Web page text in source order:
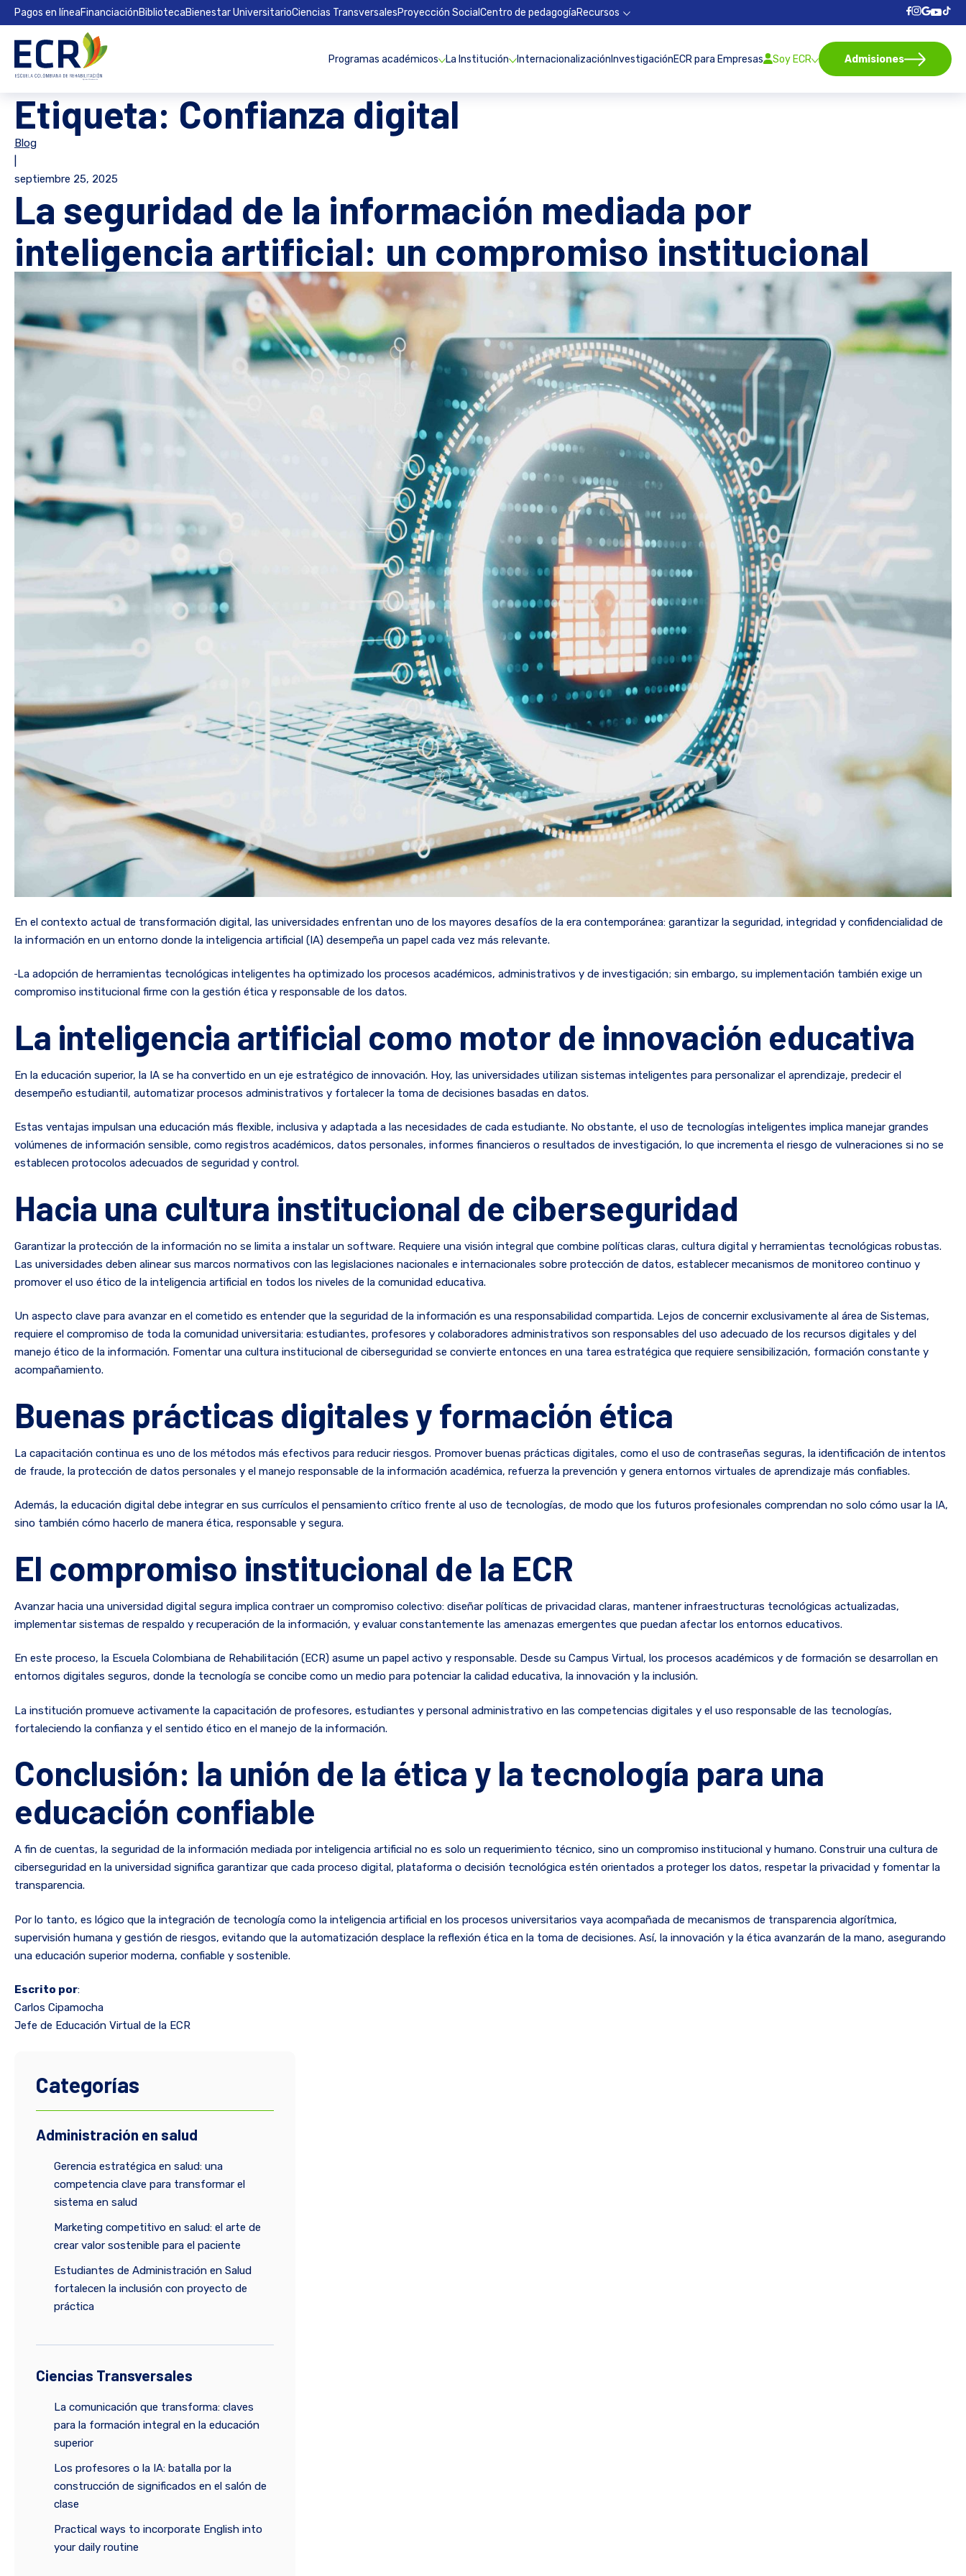
Pagos en líneaFinanciaciónBibliotecaBienestar UniversitarioCiencias TransversalesProyección Social Centro de pedagogíaRecursos
Programas académicos La Institución Internacionalización InvestigaciónECR para Empresas Soy ECR Admisiones
Etiqueta: Confianza digital
Blog
septiembre 25, 2025
La seguridad de la información mediada por
inteligencia artificial: un compromiso institucional
En el contexto actual de transformación digital, las universidades enfrentan uno de los mayores desafíos de la era contemporánea: garantizar la seguridad, integridad y confidencialidad de
la información en un entorno donde la inteligencia artificial (IA) desempeña un papel cada vez más relevante.
La adopción de herramientas tecnológicas inteligentes ha optimizado los procesos académicos, administrativos y de investigación; sin embargo, su implementación también exige un
compromiso institucional firme con la gestión ética y responsable de los datos.
La inteligencia artificial como motor de innovación educativa
En la educación superior, la IA se ha convertido en un eje estratégico de innovación. Hoy, las universidades utilizan sistemas inteligentes para personalizar el aprendizaje, predecir el
desempeño estudiantil, automatizar procesos administrativos y fortalecer la toma de decisiones basadas en datos.
Estas ventajas impulsan una educación más flexible, inclusiva y adaptada a las necesidades de cada estudiante. No obstante, el uso de tecnologías inteligentes implica manejar grandes
volúmenes de información sensible, como registros académicos, datos personales, informes financieros o resultados de investigación, lo que incrementa el riesgo de vulneraciones si no se
establecen protocolos adecuados de seguridad y control.
Hacia una cultura institucional de ciberseguridad
Garantizar la protección de la información no se limita a instalar un software. Requiere una visión integral que combine políticas claras, cultura digital y herramientas tecnológicas robustas.
Las universidades deben alinear sus marcos normativos con las legislaciones nacionales e internacionales sobre protección de datos, establecer mecanismos de monitoreo continuo y
promover el uso ético de la inteligencia artificial en todos los niveles de la comunidad educativa.
Un aspecto clave para avanzar en el cometido es entender que la seguridad de la información es una responsabilidad compartida. Lejos de concernir exclusivamente al área de Sistemas,
requiere el compromiso de toda la comunidad universitaria: estudiantes, profesores y colaboradores administrativos son responsables del uso adecuado de los recursos digitales y del
manejo ético de la información. Fomentar una cultura institucional de ciberseguridad se convierte entonces en una tarea estratégica que requiere sensibilización, formación constante y
acompañamiento.
Buenas prácticas digitales y formación ética
La capacitación continua es uno de los métodos más efectivos para reducir riesgos. Promover buenas prácticas digitales, como el uso de contraseñas seguras, la identificación de intentos
de fraude, la protección de datos personales y el manejo responsable de la información académica, refuerza la prevención y genera entornos virtuales de aprendizaje más confiables.
Además, la educación digital debe integrar en sus currículos el pensamiento crítico frente al uso de tecnologías, de modo que los futuros profesionales comprendan no solo cómo usar la IA,
sino también cómo hacerlo de manera ética, responsable y segura.
El compromiso institucional de la ECR
Avanzar hacia una universidad digital segura implica contraer un compromiso colectivo: diseñar políticas de privacidad claras, mantener infraestructuras tecnológicas actualizadas,
implementar sistemas de respaldo y recuperación de la información, y evaluar constantemente las amenazas emergentes que puedan afectar los entornos educativos.
En este proceso, la Escuela Colombiana de Rehabilitación (ECR) asume un papel activo y responsable. Desde su Campus Virtual, los procesos académicos y de formación se desarrollan en
entornos digitales seguros, donde la tecnología se concibe como un medio para potenciar la calidad educativa, la innovación y la inclusión.
La institución promueve activamente la capacitación de profesores, estudiantes y personal administrativo en las competencias digitales y el uso responsable de las tecnologías,
fortaleciendo la confianza y el sentido ético en el manejo de la información.
Conclusión: la unión de la ética y la tecnología para una
educación confiable
A fin de cuentas, la seguridad de la información mediada por inteligencia artificial no es solo un requerimiento técnico, sino un compromiso institucional y humano. Construir una cultura de
ciberseguridad en la universidad significa garantizar que cada proceso digital, plataforma o decisión tecnológica estén orientados a proteger los datos, respetar la privacidad y fomentar la
transparencia.
Por lo tanto, es lógico que la integración de tecnología como la inteligencia artificial en los procesos universitarios vaya acompañada de mecanismos de transparencia algorítmica,
supervisión humana y gestión de riesgos, evitando que la automatización desplace la reflexión ética en la toma de decisiones. Así, la innovación y la ética avanzarán de la mano, asegurando
una educación superior moderna, confiable y sostenible.
Escrito por:
Carlos Cipamocha
Jefe de Educación Virtual de la ECR
Categorías
Administración en salud
Gerencia estratégica en salud: una
competencia clave para transformar el
sistema en salud
Marketing competitivo en salud: el arte de
crear valor sostenible para el paciente
Estudiantes de Administración en Salud
fortalecen la inclusión con proyecto de
práctica
Ciencias Transversales
La comunicación que transforma: claves
para la formación integral en la educación
superior
Los profesores o la IA: batalla por la
construcción de significados en el salón de
clase
Practical ways to incorporate English into
your daily routine